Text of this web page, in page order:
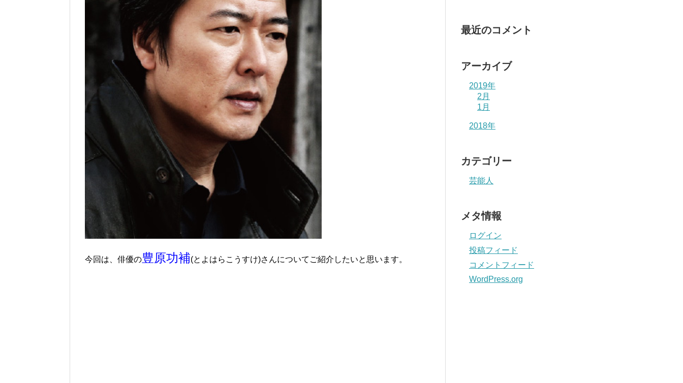
今回は、俳優の豊原功補(とよはらこうすけ)さんについてご紹介したいと思います。
最近のコメント
アーカイブ
2019年
2月
1月
2018年
カテゴリー
芸能人
メタ情報
ログイン
投稿フィード
コメントフィード
WordPress.org